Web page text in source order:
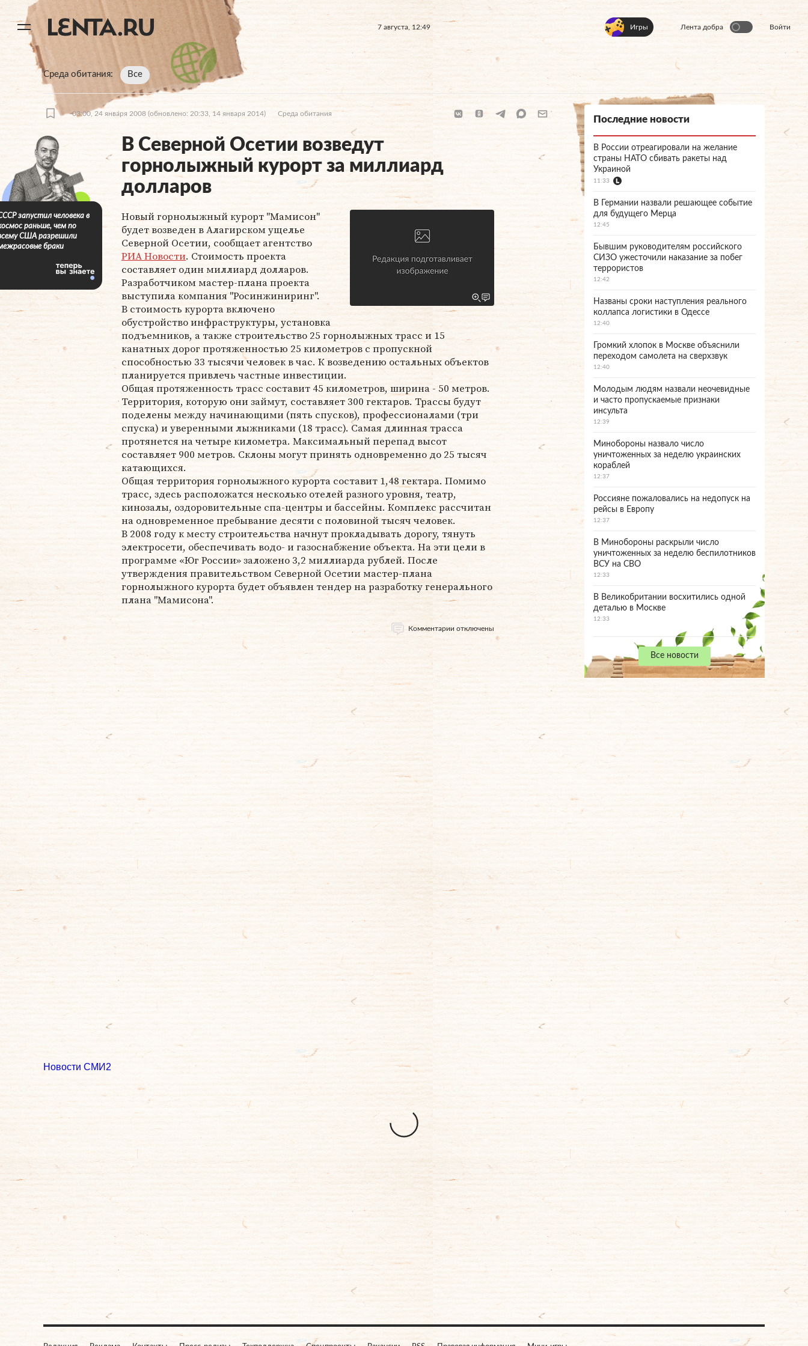
7 августа, 12:49 Игры Лента добра Войти
Среда обитания Все
03:00, 24 января 2008 (обновлено: 20:33, 14 января 2014) Среда обитания
В Северной Осетии возведут
горнолыжный курорт за миллиард
долларов
Новый горнолыжный курорт "Мамисон"
будет возведен в Алагирском ущелье
Северной Осетии, сообщает агентство
РИА Новости. Стоимость проекта
составляет один миллиард долларов.
Разработчиком мастер-плана проекта
выступила компания "Росинжиниринг".
В стоимость курорта включено
обустройство инфраструктуры, установка
подъемников, а также строительство 25 горнолыжных трасс и 15
канатных дорог протяженностью 25 километров с пропускной
способностью 33 тысячи человек в час. К возведению остальных объектов
планируется привлечь частные инвестиции.
Общая протяженность трасс составит 45 километров, ширина - 50 метров.
Территория, которую они займут, составляет 300 гектаров. Трассы будут
поделены между начинающими (пять спусков), профессионалами (три
спуска) и уверенными лыжниками (18 трасс). Самая длинная трасса
протянется на четыре километра. Максимальный перепад высот
составляет 900 метров. Склоны могут принять одновременно до 25 тысяч
катающихся.
Общая территория горнолыжного курорта составит 1,48 гектара. Помимо
трасс, здесь расположатся несколько отелей разного уровня, театр,
кинозалы, оздоровительные спа-центры и бассейны. Комплекс рассчитан
на одновременное пребывание десяти с половиной тысяч человек.
В 2008 году к месту строительства начнут прокладывать дорогу, тянуть
электросети, обеспечивать водо- и газоснабжение объекта. На эти цели в
программе «Юг России» заложено 3,2 миллиарда рублей. После
утверждения правительством Северной Осетии мастер-плана
горнолыжного курорта будет объявлен тендер на разработку генерального
плана "Мамисона".
Комментарии отключены
запустил человека в
раньше, чем по
США разрешили
браки
Последние новости
В России отреагировали на желание
страны НАТО сбивать ракеты над
Украиной
11:33
В Германии назвали решающее событие
для будущего Мерца
12:45
Бывшим руководителям российского
СИЗО ужесточили наказание за побег
террористов
12:42
Названы сроки наступления реального
коллапса логистики в Одессе
12:40
Громкий хлопок в Москве объяснили
переходом самолета на сверхзвук
12:40
Молодым людям назвали неочевидные
и часто пропускаемые признаки
инсульта
12:39
Минобороны назвало число
уничтоженных за неделю украинских
кораблей
12:37
Россияне пожаловались на недопуск на
рейсы в Европу
12:37
В Минобороны раскрыли число
уничтоженных за неделю беспилотников
ВСУ на СВО
12:33
В Великобритании восхитились одной
деталью в Москве
12:33
Все новости
Новости СМИ2